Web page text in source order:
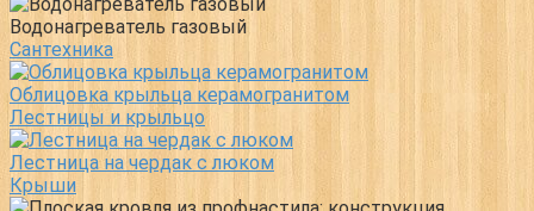
Водонагреватель газовый
Сантехника
Облицовка крыльца керамогранитом
Лестницы и крыльцо
Лестница на чердак с люком
Крыши